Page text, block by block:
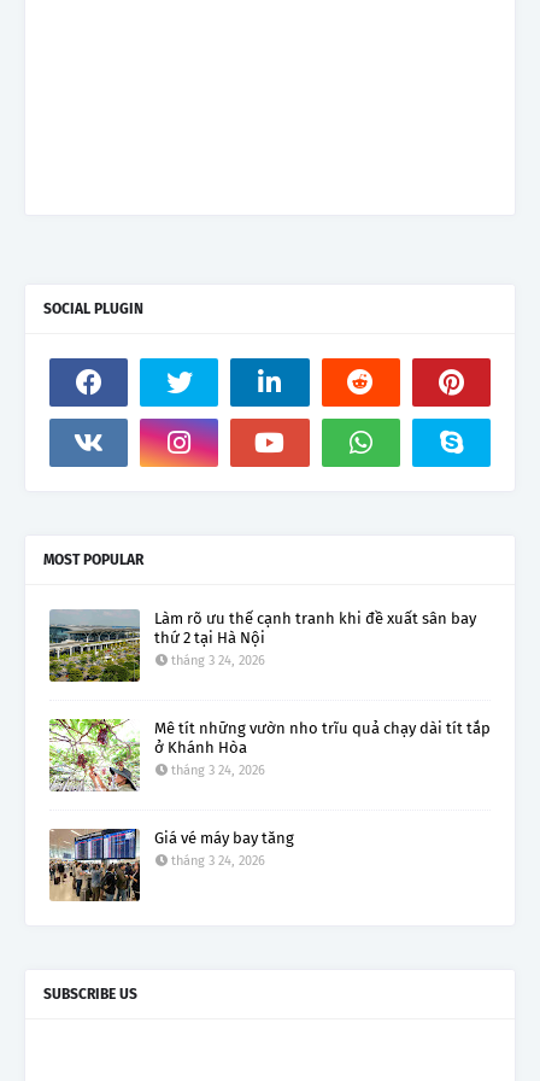
SOCIAL PLUGIN
MOST POPULAR
Làm rõ ưu thế cạnh tranh khi đề xuất sân bay
thứ 2 tại Hà Nội
tháng 3 24, 2026
Mê tít những vườn nho trĩu quả chạy dài tít tắp
ở Khánh Hòa
tháng 3 24, 2026
Giá vé máy bay tăng
tháng 3 24, 2026
SUBSCRIBE US